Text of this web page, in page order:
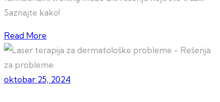
Saznajte kako!
Read More
oktobar 25, 2024